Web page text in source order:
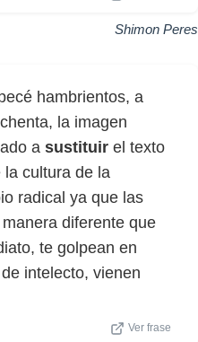
Shimon Peres
hambrientos, a
la imagen
a sustituir el texto
la cultura de la
radical ya que las
diferente que
te golpean en
intelecto, vienen
Ver frase